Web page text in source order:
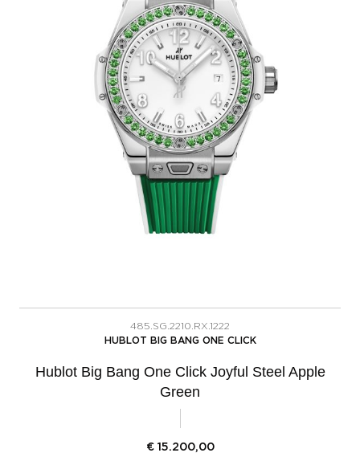
485.SG.2210.RX.1222
HUBLOT BIG BANG ONE CLICK
Hublot Big Bang One Click Joyful Steel Apple
Green
€ 15.200,00